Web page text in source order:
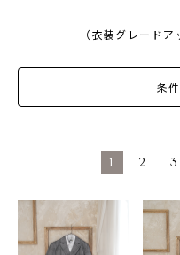
1歳誕生日
誕生日
100日祝い・お食い初め
ロケーション撮影・カメ
子供の写真撮影・スタジ
赤ちゃん撮影・ベビーフォ
（衣装グレード
条
1 2 3